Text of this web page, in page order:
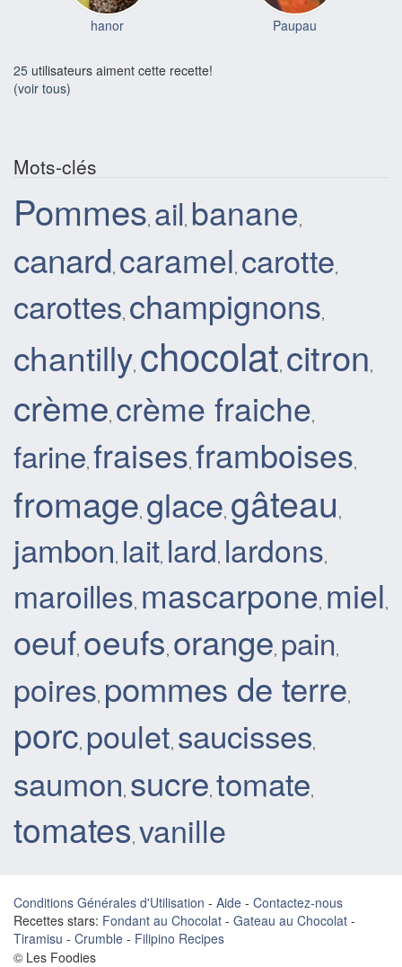
hanor Paupau
25 utilisateurs aiment cette recette!
(voir tous)
Mots-clés
Pommes, ail, banane,
canard, caramel, carotte,
carottes, champignons,
chantilly, chocolat, citron,
crème, crème fraiche,
farine, fraises, framboises,
fromage, glace, gâteau ,
jambon, lait, lard, lardons,
maroilles, mascarpone, miel,
oeuf, oeufs, orange, pain,
poires, pommes de terre,
porc, poulet, saucisses,
saumon, sucre, tomate,
tomates, vanille
Conditions Générales d'Utilisation - Aide - Contactez-nous
Recettes stars: Fondant au Chocolat - Gateau au Chocolat -
Tiramisu - Crumble - Filipino Recipes
© Les Foodies